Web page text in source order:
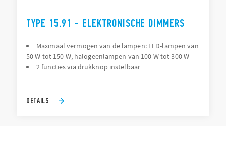
TYPE 15.91 - ELEKTRONISCHE DIMMERS
Maximaal vermogen van de lampen: LED-lampen van
50 W tot 150 W, halogeenlampen van 100 W tot 300 W
2 functies via drukknop instelbaar
DETAILS